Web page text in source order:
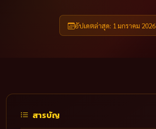
อัปเดตล่าสุด: 1 มกราคม 2026
สารบัญ